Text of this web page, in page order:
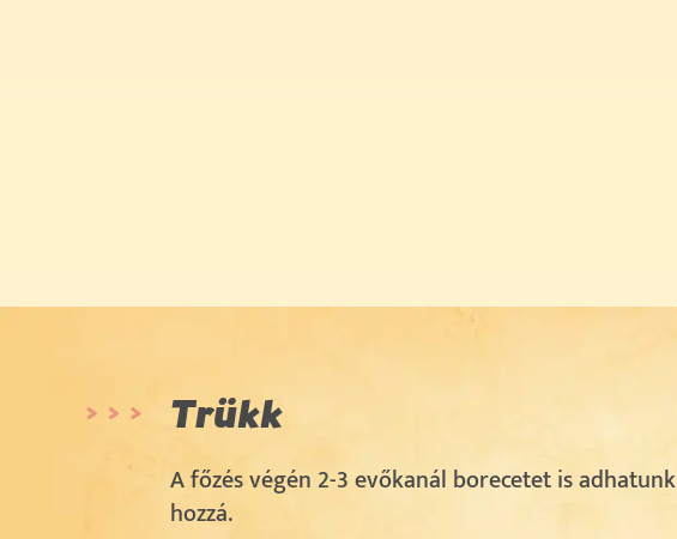
Trükk
A főzés végén 2-3 evőkanál borecetet is adhatunk
hozzá.